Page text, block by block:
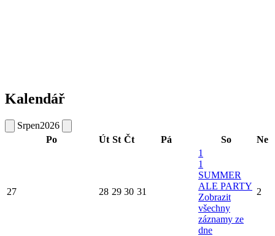
Kalendář
Srpen2026
Po
Út St Čt Pá So Ne
27 28 29 30 31
1
1
SUMMER
ALE PARTY
Zobrazit
všechny
záznamy ze
dne
2